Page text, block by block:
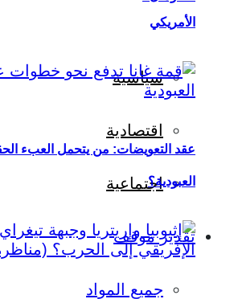
سياسية
اقتصادية
اجتماعية
تقدير موقف
جميع المواد
الأمريكي
عقد التعويضات: من يتحمل العبء
العبودية؟